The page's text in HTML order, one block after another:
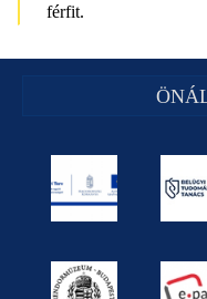
férfit.